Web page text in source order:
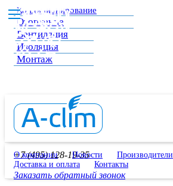
Кондиционирование
Отопление
Вентиляция
Изоляция
Монтаж
+7 (495) 128-19-35
Заказать обратный звонок
О компании Новости
Производители
Доставка и оплата
Контакты